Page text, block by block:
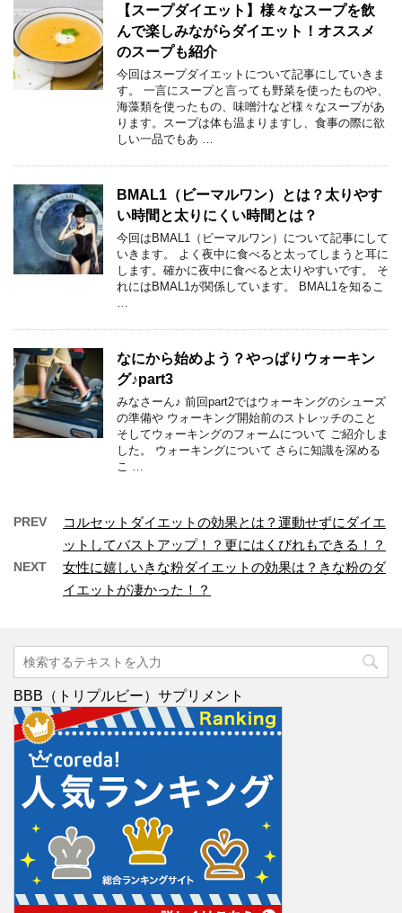
【スープダイエット】様々なスープを飲
んで楽しみながらダイエット！オススメ
のスープも紹介
今回はスープダイエットについて記事にしていきま
す。 一言にスープと言っても野菜を使ったものや、
海藻類を使ったもの、味噌汁など様々なスープがあ
ります。スープは体も温まりますし、食事の際に欲
しい一品でもあ …
BMAL1（ビーマルワン）とは？太りやす
い時間と太りにくい時間とは？
今回はBMAL1（ビーマルワン）について記事にして
いきます。 よく夜中に食べると太ってしまうと耳に
します。確かに夜中に食べると太りやすいです。 そ
れにはBMAL1が関係しています。 BMAL1を知るこ
…
なにから始めよう？やっぱりウォーキン
グ♪part3
みなさーん♪ 前回part2ではウォーキングのシューズ
の準備や ウォーキング開始前のストレッチのこと
そしてウォーキングのフォームについて ご紹介しま
した。 ウォーキングについて さらに知識を深める
こ …
PREV
コルセットダイエットの効果とは？運動せずにダイエ
ットしてバストアップ！？更にはくびれもできる！？
NEXT
女性に嬉しいきな粉ダイエットの効果は？きな粉のダ
イエットが凄かった！？
BBB（トリプルビー）サプリメント